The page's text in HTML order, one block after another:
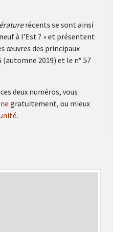
récents se sont ainsi
à l’Est ? » et présentent
œuvres des principaux
(automne 2019) et le n° 57
deux numéros, vous
gratuitement, ou mieux